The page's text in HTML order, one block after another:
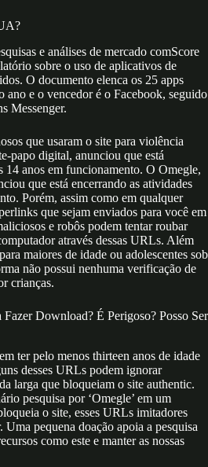
e análises de mercado comScore
sobre o uso de aplicativos de
O documento elenca os 25 apps
ano e o vencedor é o Facebook, seguido
Messenger.
que usaram o site para violência
papo digital, anunciou que está
14 anos em funcionamento. O Omegle,
que está encerrando as atividades
Porém, assim como em qualquer
que sejam enviados para você em
e robôs podem tentar roubar
através dessas URLs. Além
maiores de idade ou adolescentes sob
não possui nenhuma verificação de
crianças.
Download? É Perigoso? Posso Ser
ter pelo menos thirteen anos de idade
desses URLs podem ignorar
larga que bloqueiam o site authentic.
pesquisa por ‘Omegle’ em um
o site, esses URLs imitadores
Uma pequena doação apoia a pesquisa
como este e manter as nossas